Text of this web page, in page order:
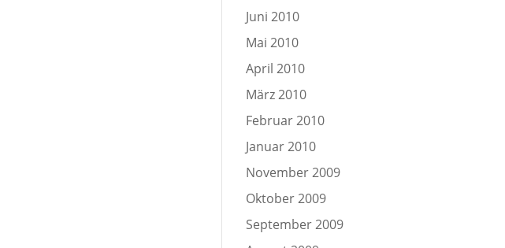
Juni 2010
Mai 2010
April 2010
März 2010
Februar 2010
Januar 2010
November 2009
Oktober 2009
September 2009